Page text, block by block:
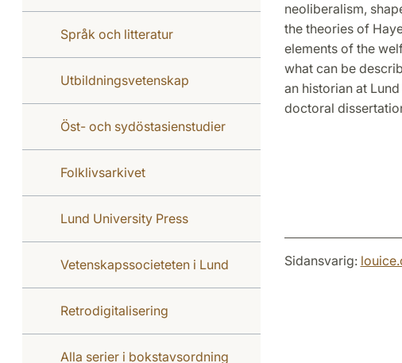
Språk och litteratur
Utbildningsvetenskap
Öst- och sydöstasienstudier
Folklivsarkivet
Lund University Press
Vetenskapssocieteten i Lund
Retrodigitalisering
Alla serier i bokstavsordning
neoliberalism,
the theories of
elements of the
what can be
an historian at
doctoral
Sidansvarig: